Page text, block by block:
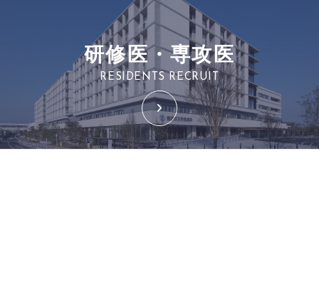
研修医・専攻医
RESIDENTS RECRUIT